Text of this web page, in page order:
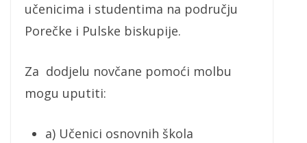
učenicima i studentima na području
Porečke i Pulske biskupije.
Za dodjelu novčane pomoći molbu
mogu uputiti:
a) Učenici osnovnih škola